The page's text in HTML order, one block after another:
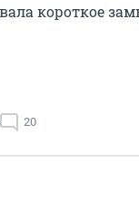
короткое
20